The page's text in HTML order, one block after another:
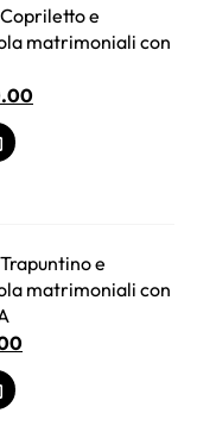
e
matrimoniali con
e
matrimoniali con